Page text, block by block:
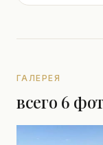
ГАЛЕРЕЯ
всего 6